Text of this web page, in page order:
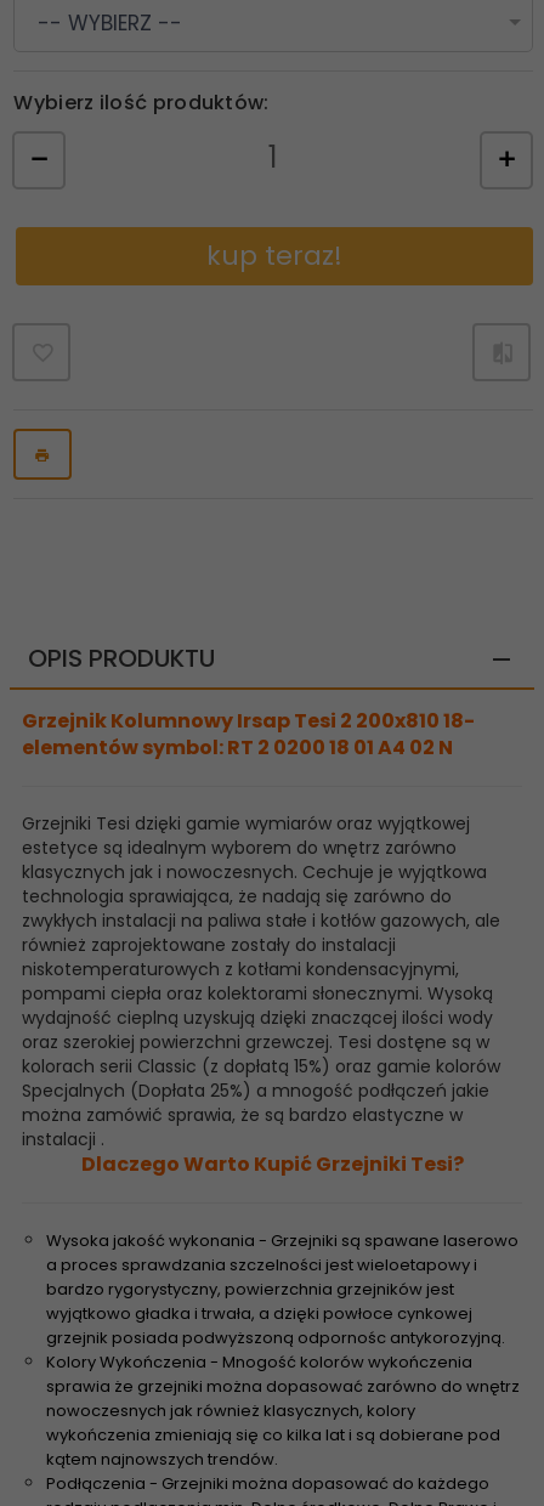
-- WYBIERZ --
Wybierz ilość produktów:
kup teraz!
OPIS PRODUKTU
Grzejnik Kolumnowy Irsap Tesi 2 200x810 18-
elementów symbol: RT 2 0200 18 01 A4 02 N
Grzejniki Tesi dzięki gamie wymiarów oraz wyjątkowej
estetyce są idealnym wyborem do wnętrz zarówno
klasycznych jak i nowoczesnych. Cechuje je wyjątkowa
technologia sprawiająca, że nadają się zarówno do
zwykłych instalacji na paliwa stałe i kotłów gazowych, ale
również zaprojektowane zostały do instalacji
niskotemperaturowych z kotłami kondensacyjnymi,
pompami ciepła oraz kolektorami słonecznymi. Wysoką
wydajność cieplną uzyskują dzięki znaczącej ilości wody
oraz szerokiej powierzchni grzewczej. Tesi dostęne są w
kolorach serii Classic (z dopłatą 15%) oraz gamie kolorów
Specjalnych (Dopłata 25%) a mnogość podłączeń jakie
można zamówić sprawia, że są bardzo elastyczne w
instalacji .
Dlaczego Warto Kupić Grzejniki Tesi?
Wysoka jakość wykonania - Grzejniki są spawane laserowo
a proces sprawdzania szczelności jest wieloetapowy i
bardzo rygorystyczny, powierzchnia grzejników jest
wyjątkowo gładka i trwała, a dzięki powłoce cynkowej
grzejnik posiada podwyższoną odpornośc antykorozyjną.
Kolory Wykończenia - Mnogość kolorów wykończenia
sprawia że grzejniki można dopasować zarówno do wnętrz
nowoczesnych jak również klasycznych, kolory
wykończenia zmieniają się co kilka lat i są dobierane pod
kątem najnowszych trendów.
Podłączenia - Grzejniki można dopasować do każdego